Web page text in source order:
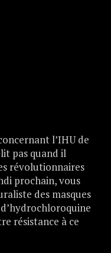
l’IHU de
pas quand il
révolutionnaires
prochain, vous
des masques
résistance à ce